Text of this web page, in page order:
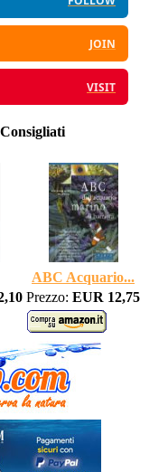
JOIN
VISIT
ABC Acquario...
Prezzo: EUR 12,75